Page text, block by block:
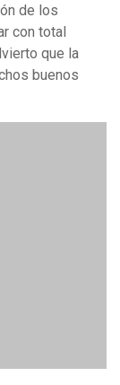
de los
con total
que la
buenos